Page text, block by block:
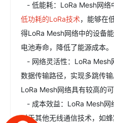
- 低能耗：LoRa Mesh网络
低功耗的LoRa技术，能够在
得LoRa Mesh网络中的设备
电池寿命，降低了能源成本。
- 网络灵活性：LoRa Mesh
数据传输路径，实现多跳传
LoRa Mesh网络具有较高的
- 成本效益：LoRa Mesh网
对于其他无线通信技术，如